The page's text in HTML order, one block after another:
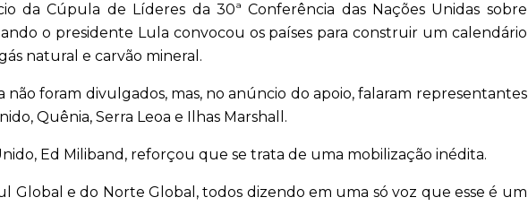
da Cúpula de Líderes da 30ª Conferência das Nações Unidas sobre
o presidente Lula convocou os países para construir um calendário
natural e carvão mineral.
não foram divulgados, mas, no anúncio do apoio, falaram representantes
Quênia, Serra Leoa e Ilhas Marshall.
Ed Miliband, reforçou que se trata de uma mobilização inédita.
Global e do Norte Global, todos dizendo em uma só voz que esse é um